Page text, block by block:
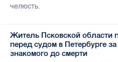
челюсть.
Житель Псковской области
перед судом в Петербурге
знакомого до смерти